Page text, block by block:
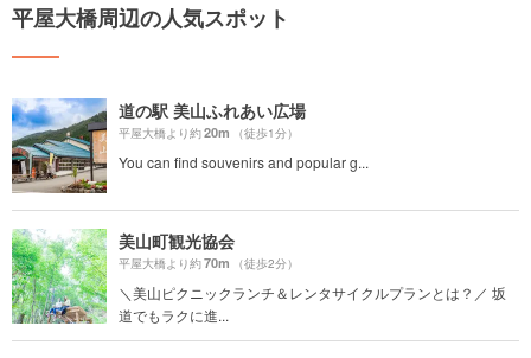
平屋大橋周辺の人気スポット
道の駅 美山ふれあい広場
平屋大橋より約20m （徒歩1分）
You can find souvenirs and popular g...
美山町観光協会
平屋大橋より約70m （徒歩2分）
＼美山ピクニックランチ＆レンタサイクルプランとは？／ 坂
道でもラクに進...